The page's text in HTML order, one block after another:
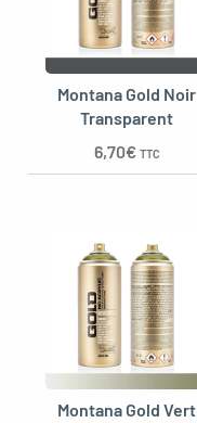
Montana Gold Noir
Transparent
6,70€ TTC
Montana Gold Vert